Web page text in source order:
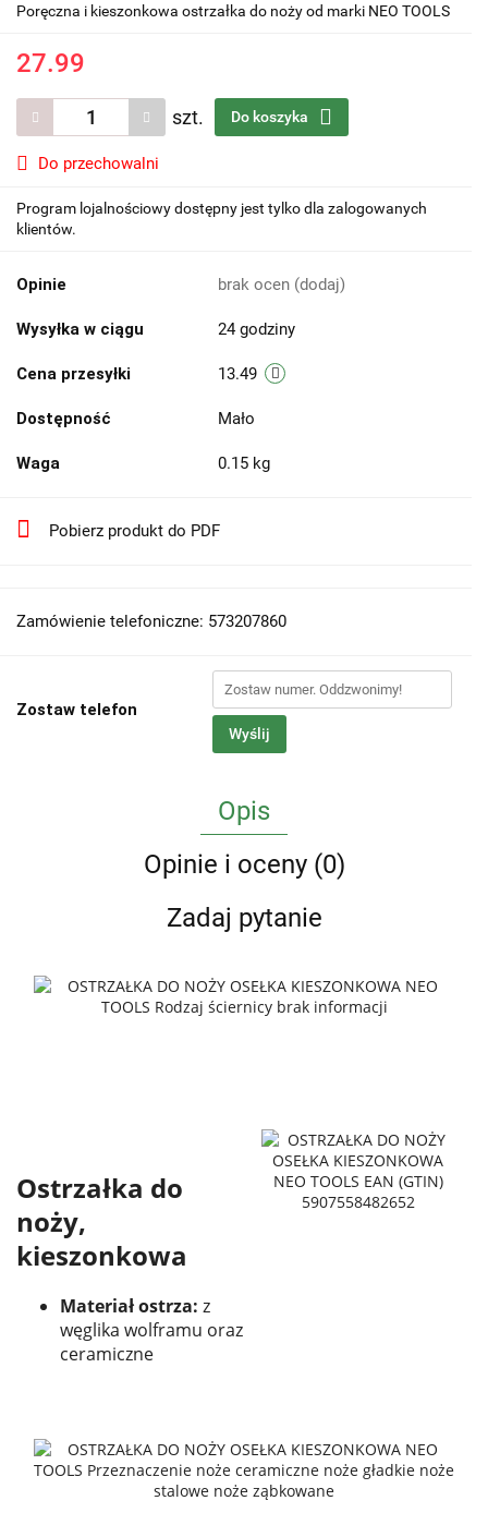
Poręczna i kieszonkowa ostrzałka do noży od marki NEO TOOLS
27.99
szt. Do koszyka
Do przechowalni
Program lojalnościowy dostępny jest tylko dla zalogowanych
klientów.
Opinie brak ocen (dodaj)
Wysyłka w ciągu 24 godziny
Cena przesyłki 13.49
Dostępność Mało
Waga 0.15 kg
Pobierz produkt do PDF
Zamówienie telefoniczne: 573207860
Zostaw telefon
Wyślij
Opis
Opinie i oceny (0)
Zadaj pytanie
Ostrzałka do
noży,
kieszonkowa
Materiał ostrza: z
węglika wolframu oraz
ceramiczne